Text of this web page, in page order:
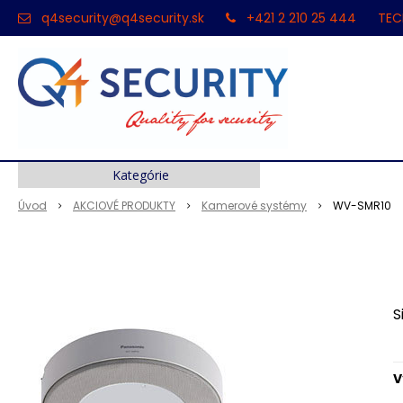
q4security@q4security.sk +421 2 210 25 444
Úvod AKCIOVÉ PRODUKTY Kamerové systémy WV-SMR10
Kategórie